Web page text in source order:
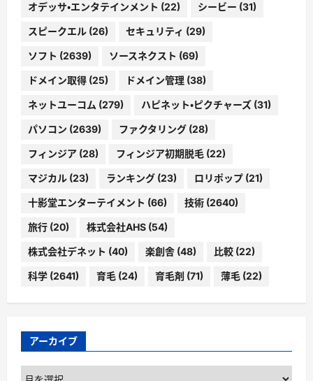
オデッサ・エンタテインメント (22) シービー (31)
スピークエル (26) セキュリティ (29)
ソフト (2639) ソースネクスト (69)
ドメイン取得 (25) ドメイン管理 (38)
ネットユーコム (279) ハピネット・ピクチャーズ (31)
パソコン (2639) ファクタリング (28)
フィンジア (28) フィンジア初期脱毛 (22)
マジカル (23) ランキング (23) ロリポップ (21)
十影堂エンターテイメント (66) 技術 (2640)
旅行 (20) 株式会社AHS (54)
株式会社デネット (40) 楽創舎 (48) 比較 (22)
科学 (2641) 育毛 (24) 育毛剤 (71) 薄毛 (22)
アーカイブ
ア